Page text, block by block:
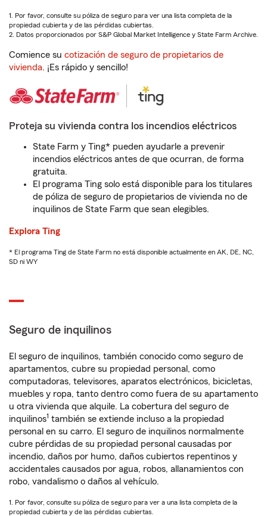
1. Por favor, consulte su póliza de seguro para ver una lista completa de la
propiedad cubierta y de las pérdidas cubiertas.
2. Datos proporcionados por S&P Global Market Intelligence y State Farm Archive.
Comience su cotización de seguro de propietarios de
vivienda. ¡Es rápido y sencillo!
Proteja su vivienda contra los incendios eléctricos
State Farm y Ting* pueden ayudarle a prevenir
incendios eléctricos antes de que ocurran, de forma
gratuita.
El programa Ting solo está disponible para los titulares
de póliza de seguro de propietarios de vivienda no de
inquilinos de State Farm que sean elegibles.
Explora Ting
* El programa Ting de State Farm no está disponible actualmente en AK, DE, NC,
SD ni WY
Seguro de inquilinos
El seguro de inquilinos, también conocido como seguro de
apartamentos, cubre su propiedad personal, como
computadoras, televisores, aparatos electrónicos, bicicletas,
muebles y ropa, tanto dentro como fuera de su apartamento
u otra vivienda que alquile. La cobertura del seguro de
inquilinos1 también se extiende incluso a la propiedad
personal en su carro. El seguro de inquilinos normalmente
cubre pérdidas de su propiedad personal causadas por
incendio, daños por humo, daños cubiertos repentinos y
accidentales causados por agua, robos, allanamientos con
robo, vandalismo o daños al vehículo.
1. Por favor, consulte su póliza de seguro para ver a una lista completa de la
propiedad cubierta y de las pérdidas cubiertas.